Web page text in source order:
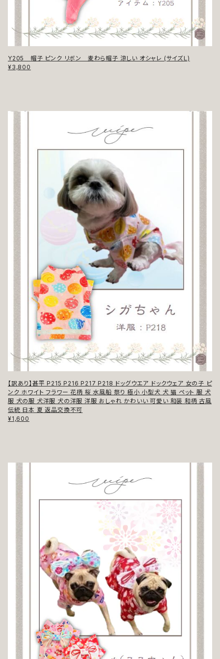
Y205 帽子 ピンク リボン 麦わら帽子 涼しい オシャレ (サイズＬ)
¥3,800
【訳あり】甚平 P215 P216 P217 P218 ドッグウエア ドックウェア 女の子 ピ
ンク ホワイト フラワー 花柄 桜 水風船 祭り 極小 小型犬 犬 猫 ペット 服 犬
服 犬の服 犬洋服 犬の洋服 洋服 おしゃれ かわいい 可愛い 和装 和柄 古風
伝統 日本 夏 返品交換不可
¥1,600